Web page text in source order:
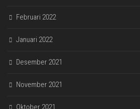
Februari 2022
Januari 2022
Desember 2021
November 2021
Oktober 2021